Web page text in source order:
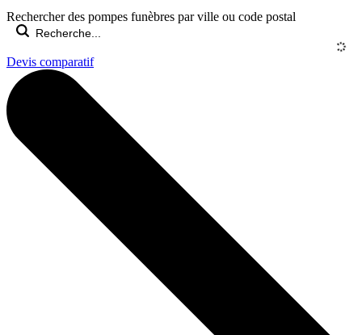
Rechercher des pompes funèbres par ville ou code postal
Devis comparatif